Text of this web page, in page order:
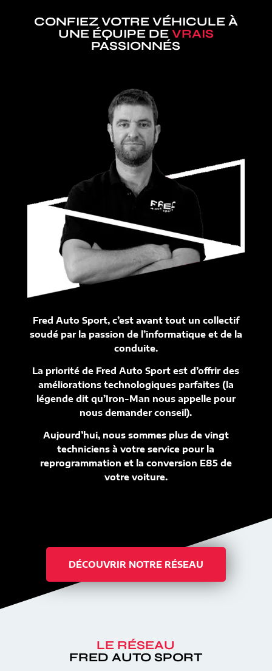
CONFIEZ VOTRE VÉHICULE À
UNE ÉQUIPE DE VRAIS
PASSIONNÉS
Fred Auto Sport, c’est avant tout un collectif
soudé par la passion de l’informatique et de la
conduite.
La priorité de Fred Auto Sport est d’offrir des
améliorations technologiques parfaites (la
légende dit qu’Iron-Man nous appelle pour
nous demander conseil).
Aujourd’hui, nous sommes plus de vingt
techniciens à votre service pour la
reprogrammation et la conversion E85 de
votre voiture.
DÉCOUVRIR NOTRE RÉSEAU
LE RÉSEAU
FRED AUTO SPORT